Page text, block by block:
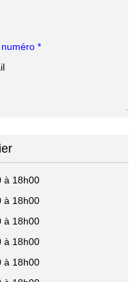
*
-
à 18h00
à 18h00
à 18h00
à 18h00
à 18h00